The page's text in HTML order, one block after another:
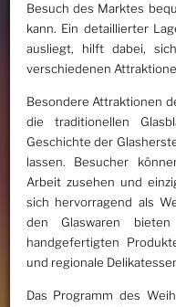
Besuch des Marktes
kann. Ein detaillierter
ausliegt, hilft dabei,
verschiedenen
Besondere Attraktionen
die traditionellen
Geschichte der
lassen. Besucher
Arbeit zusehen und
sich hervorragend als
den Glaswaren
handgefertigten
und regionale
Das Programm des